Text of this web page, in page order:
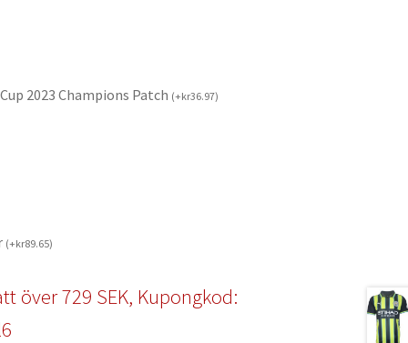
2023 Champions Patch (+kr36.97)
(+kr89.65)
över 729 SEK, Kupongkod: